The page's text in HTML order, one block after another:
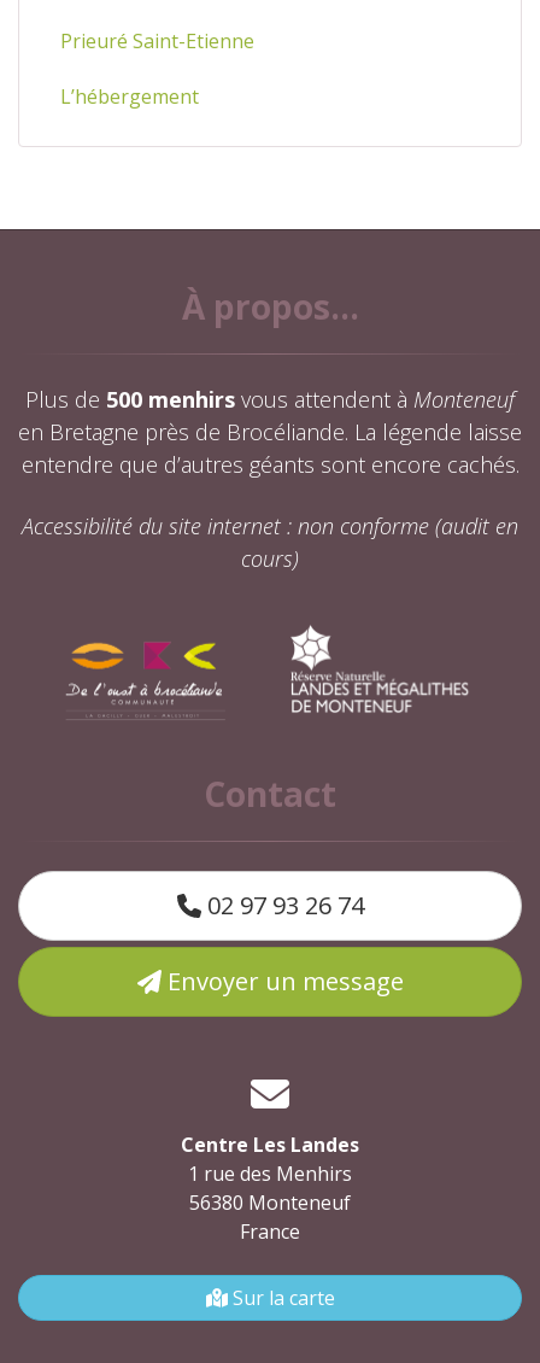
Prieuré Saint-Etienne
L’hébergement
À propos...
Plus de 500 menhirs vous attendent à Monteneuf
en Bretagne près de Brocéliande. La légende laisse
entendre que d’autres géants sont encore cachés.
Accessibilité du site internet : non conforme (audit en
cours)
Contact
02 97 93 26 74
Envoyer un message
Centre Les Landes
1 rue des Menhirs
56380 Monteneuf
France
Sur la carte